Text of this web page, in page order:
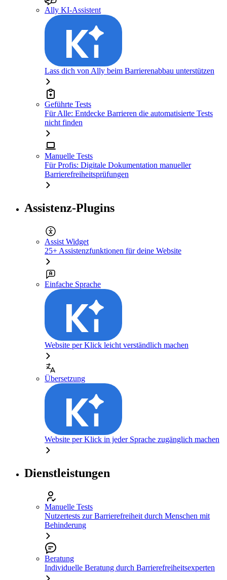
Ally KI-Assistent
Lass dich von Ally beim Barrierenabbau unterstützen
Geführte Tests
Für Alle: Entdecke Barrieren die automatisierte Tests
nicht finden
Manuelle Tests
Für Profis: Digitale Dokumentation manueller
Barrierefreiheitsprüfungen
Assistenz-Plugins
Assist Widget
25+ Assistenzfunktionen für deine Website
Einfache Sprache
Website per Klick leicht verständlich machen
Übersetzung
Website per Klick in jeder Sprache zugänglich machen
Dienstleistungen
Manuelle Tests
Nutzertests zur Barrierefreiheit durch Menschen mit
Behinderung
Beratung
Individuelle Beratung durch Barrierefreiheitsexperten